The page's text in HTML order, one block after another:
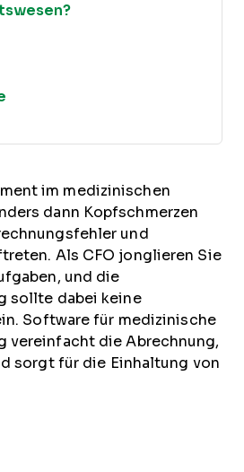
im medizinischen
dann Kopfschmerzen
und
Als CFO jonglieren Sie
und die
sollte dabei keine
Software für medizinische
vereinfacht die Abrechnung,
sorgt für die Einhaltung von